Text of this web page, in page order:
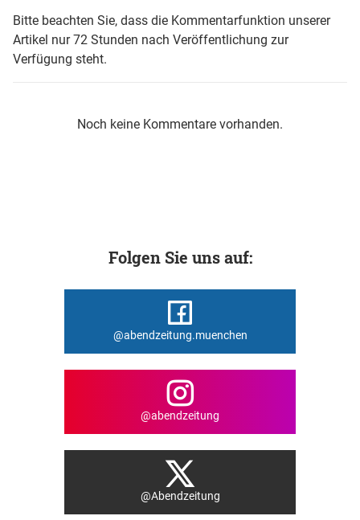
Bitte beachten Sie, dass die Kommentarfunktion unserer
Artikel nur 72 Stunden nach Veröffentlichung zur
Verfügung steht.
Noch keine Kommentare vorhanden.
Folgen Sie uns auf:
@abendzeitung.muenchen
@abendzeitung
@Abendzeitung